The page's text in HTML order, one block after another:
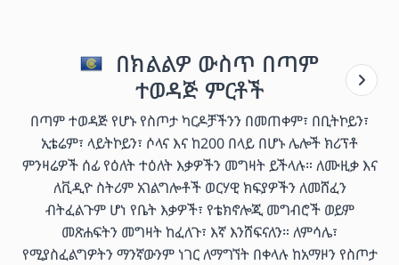
በክልልዎ ውስጥ በጣም
ተወዳጅ ምርቶች
በጣም ተወዳጅ የሆኑ የስጦታ ካርዶቻችንን በመጠቀም፣ በቢትኮይን፣
ኢቴሬም፣ ላይትኮይን፣ ሶላና እና ከ200 በላይ በሆኑ ሌሎች ክሪፕቶ
ምንዛሬዎች ሰፊ የዕለት ተዕለት እቃዎችን መግዛት ይችላሉ። ለሙዚቃ እና
ለቪዲዮ ስትሪም አገልግሎቶች ወርሃዊ ክፍያዎችን ለመሸፈን
ብትፈልጉም ሆነ የቤት እቃዎች፣ የቴክኖሎጂ መግብሮች ወይም
መጽሐፍትን መግዛት ከፈለጉ፣ እኛ እንሸፍናለን። ለምሳሌ፣
የሚያስፈልግዎትን ማንኛውንም ነገር ለማግኘት በቀላሉ ከአማዞን የስጦታ